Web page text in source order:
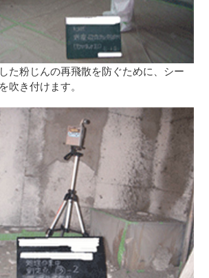
た粉じんの再飛散を防ぐために、シー
吹き付けます。